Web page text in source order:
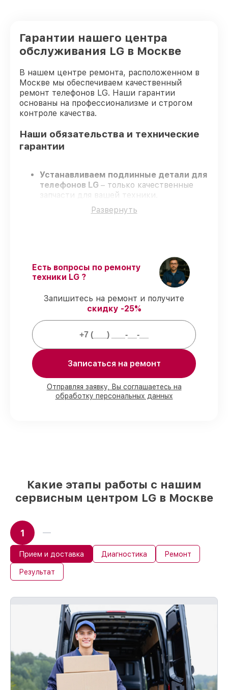
Гарантии нашего центра
обслуживания LG в Москве
В нашем центре ремонта, расположенном в
Москве мы обеспечиваем качественный
ремонт телефонов LG. Наши гарантии
основаны на профессионализме и строгом
контроле качества.
Наши обязательства и технические
гарантии
Устанавливаем подлинные детали для
телефонов LG – только качественные
запчасти для вашей техники.
Сертифицированные инженеры
проходят серьезную проверку знаний и
Поддержка после ремонта – на все
виды работ и комплектующие для
телефонов LG предоставляется гарантия
до 3-х лет.
Мы гарантируем:
работ по ремонту выполняются с
возможностью присутствия владельца
90%
запчастей LG готовы к установке в
наших мастерских в Москве, остальные
доставляются быстро
Развернуть
Есть вопросы по ремонту
техники LG ?
Запишитесь на ремонт и получите
скидку -25%
Записаться на ремонт
Отправляя заявку, Вы соглашаетесь на
обработку персональных данных
Какие этапы работы с нашим
сервисным центром LG в Москве
1
Прием и доставка Диагностика Ремонт
Результат